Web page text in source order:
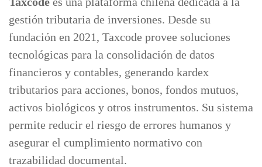
gestión tributaria de inversiones. Desde su
fundación en 2021, Taxcode provee soluciones
tecnológicas para la consolidación de datos
financieros y contables, generando kardex
tributarios para acciones, bonos, fondos mutuos,
activos biológicos y otros instrumentos. Su sistema
permite reducir el riesgo de errores humanos y
asegurar el cumplimiento normativo con
trazabilidad documental.